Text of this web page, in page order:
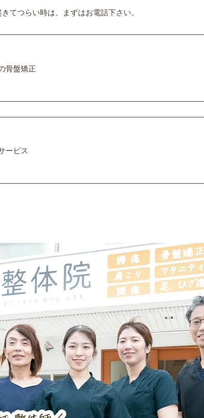
きてつらい時は、まずはお電話下さい。
骨盤矯正
ービス